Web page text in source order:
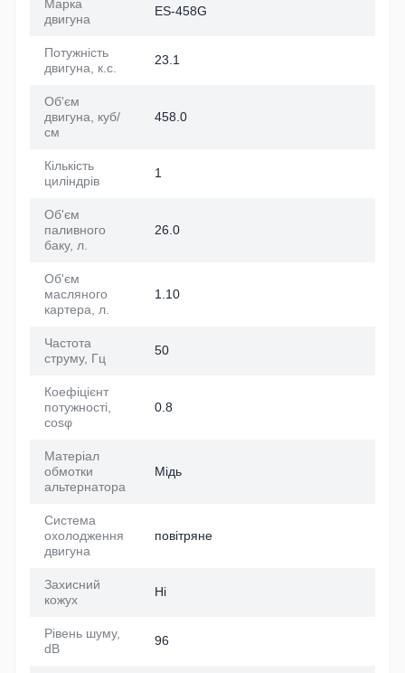
Марка
двигуна
ES-458G
Потужність
двигуна, к.с.
23.1
Об'єм
двигуна, куб/
см
458.0
Кількість
циліндрів
1
Об'єм
паливного
баку, л.
26.0
Об'єм
масляного
картера, л.
1.10
Частота
струму, Гц
50
Коефіцієнт
потужності,
cosφ
0.8
Матеріал
обмотки
альтернатора
Мідь
Система
охолодження
двигуна
повітряне
Захисний
кожух
Ні
Рівень шуму,
dB
96